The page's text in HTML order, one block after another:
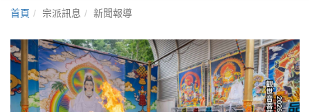
首頁 宗派訊息 新聞報導